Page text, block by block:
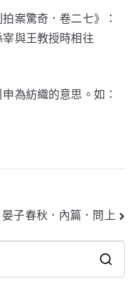
案驚奇．卷二七》：
與王教授時相往
為紡織的意思。如：
晏子春秋．內篇．問上